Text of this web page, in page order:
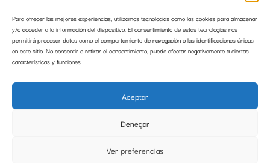
Para ofrecer las mejores experiencias, utilizamos tecnologías como las cookies para almacenar
y/o acceder a la información del dispositivo. El consentimiento de estas tecnologías nos
permitirá procesar datos como el comportamiento de navegación o las identificaciones únicas
en este sitio. No consentir o retirar el consentimiento, puede afectar negativamente a ciertas
características y funciones.
Aceptar
Denegar
Ver preferencias
75333
CODERAS STAR WARS MONDO